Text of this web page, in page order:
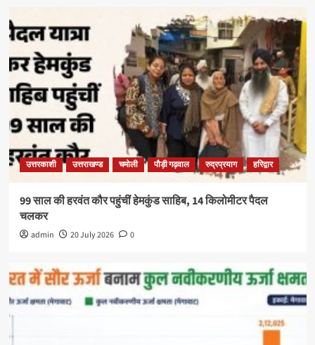
उत्तरकाशी उत्तराखण्ड चमोली पौड़ी गढ़वाल रुद्रप्रयाग हरिद्वार
99 साल की हरवंत कौर पहुंचीं हेमकुंड साहिब, 14 किलोमीटर पैदल
चलकर
admin 20 July 2026 0